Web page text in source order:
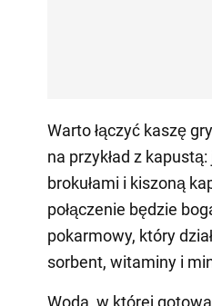
Warto łączyć kaszę
na przykład z
brokułami i kiszoną
połączenie będzie
pokarmowy, który
sorbent, witaminy i
Woda, w której